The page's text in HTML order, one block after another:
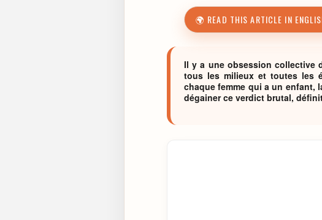
🌍 READ THIS ARTICLE IN
Il y a une obsession collective
tous les milieux et toutes les
chaque femme qui a un enfant,
dégainer ce verdict brutal,